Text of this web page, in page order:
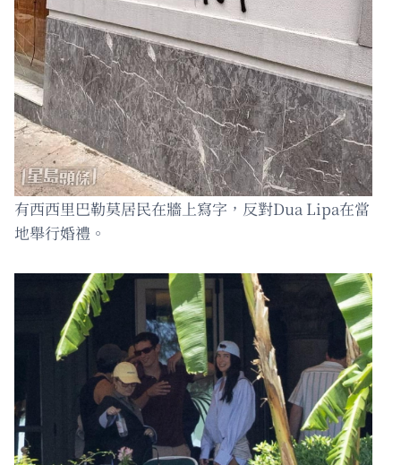
有西西里巴勒莫居民在牆上寫字，反對Dua Lipa在當
地舉行婚禮。